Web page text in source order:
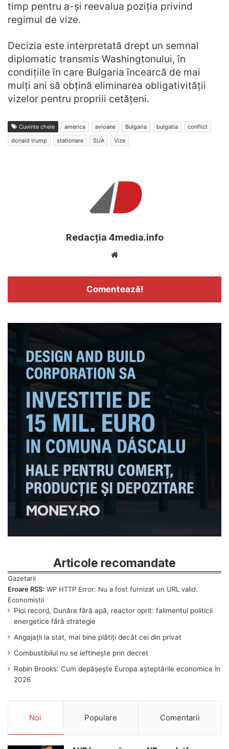
timp pentru a-și reevalua poziția privind
regimul de vize.
Decizia este interpretată drept un semnal
diplomatic transmis Washingtonului, în
condițiile în care Bulgaria încearcă de mai
mulți ani să obțină eliminarea obligativității
vizelor pentru propriii cetățeni.
Cuvinte cheie america avioane Bulgaria bulgatia
conflict
donald trump
stationare SUA Vize
Redacția 4media.info
Comentează!
Articole recomandate
Eroare RSS: WP HTTP Error: Nu a fost furnizat un URL valid.
Ploi record, Dunăre fără apă, reactor oprit: falimentul politicii
energetice fără strategie
Angajații la stat, mai bine plătiți decât cei din privat
Combustibilul nu se ieftinește prin decret
Robin Brooks: Cum depășește Europa așteptările economice în
2026
Noi Populare Comentarii